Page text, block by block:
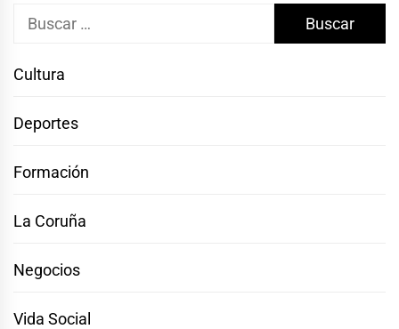
Buscar:
Cultura
Deportes
Formación
La Coruña
Negocios
Vida Social